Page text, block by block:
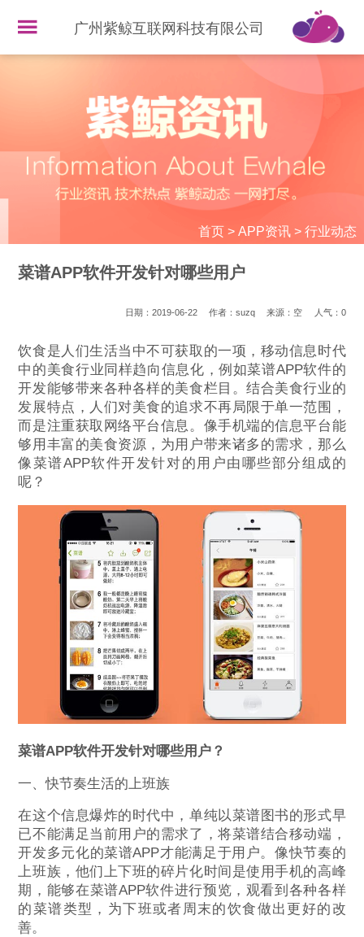
广州紫鲸互联网科技有限公司
首页> APP资讯> 行业动态
菜谱APP软件开发针对哪些用户
日期：2019-06-22 作者：suzq 来源：空 人气： 0
饮食是人们生活当中不可获取的一项，移动信息时代
中的美食行业同样趋向信息化，例如菜谱APP软件的
开发能够带来各种各样的美食栏目。结合美食行业的
发展特点，人们对美食的追求不再局限于单一范围，
而是注重获取网络平台信息。像手机端的信息平台能
够用丰富的美食资源，为用户带来诸多的需求，那么
像菜谱APP软件开发针对的用户由哪些部分组成的
呢？
菜谱APP软件开发针对哪些用户？
一、快节奏生活的上班族
在这个信息爆炸的时代中，单纯以菜谱图书的形式早
已不能满足当前用户的需求了，将菜谱结合移动端，
开发多元化的菜谱APP才能满足于用户。像快节奏的
上班族，他们上下班的碎片化时间是使用手机的高峰
期，能够在菜谱APP软件进行预览，观看到各种各样
的菜谱类型，为下班或者周末的饮食做出更好的改
善。